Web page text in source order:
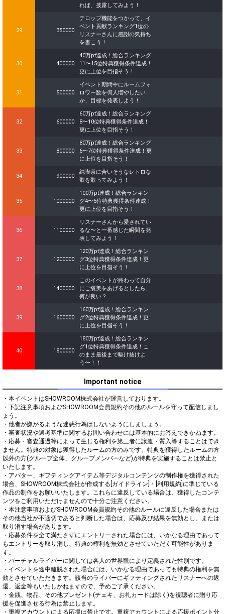
れば、披露してみよう！
29 350000
テロップ機能をつかって、イ
ベント貢献ランキング1位の
リスナーさんに感謝の気持ち
を書こう！
30 400000
40万pt達成！総合ランキング
11〜15位特典獲得条件達成！
更に上位を目指そう！
31 500000
イベント期間中にルームフォ
ロワー数を何人増やしたい
か、目標を発表しよう！
32 600000
60万pt達成！総合ランキング
8〜10位特典獲得条件達成！
更に上位を目指そう！
33 800000
80万pt達成！総合ランキング
6〜7位特典獲得条件達成！更
に上位を目指そう！
34 900000
純喫茶に合いそうなレトロな
歌を歌ってみよう！
35 1000000
100万pt達成！総合ランキン
グ4〜5位特典獲得条件達成！
更に上位を目指そう！
36 1100000
リスナーさんから愛されてい
るな〜と一番感じた瞬間を発
表してみよう！
37 1200000
120万pt達成！総合ランキン
グ3位特典獲得条件達成！更
に上位を目指そう！
38 1400000
このイベントが終わって自分
にご褒美をあげるとしたら、
何が良い？
39 1600000
160万pt達成！総合ランキン
グ2位特典獲得条件達成！更
に上位を目指そう！
40 1800000
180万pt達成！総合ランキン
グ1位特典獲得条件達成！こ
のまま最後まで駆け抜けよ
う〜！！
Important notice
・本イベントはSHOWROOM株式会社が運営しております。
・下記注意事項およびSHOWROOM会員規約その他のルールを守って配信しまし
ょう。
・他者が嫌がるような迷惑行為はしないようにしましょう。
・審査状況や選考基準に関するお問い合わせには基本的にお答えできかねます。
・応募・審査通過等によって生じる権利を第三者に譲渡・質入等することはでき
ません。特典の対象は獲得したルームの方のみです。特典を獲得したルームの方
以外の方(グループ全体、グループメンバーなど)が特典を実施することは禁止と
いたします。
・アバター、ギフティングアイテム等デジタルコンテンツの制作権を獲得された
場合、SHOWROOM株式会社が作成する[ガイドライン]・[利用規約]に準じている
作品の制作をお願いいたします。これらに違反している場合は、獲得したコンテ
ンツをご利用いただけませんので十分ご注意ください。
・本注意事項およびSHOWROOM会員規約その他のルールに違反した場合または
その他当社が不適切であると判断した場合は、応募及び結果を無効とし、または
取り消す場合があります。
・応募条件を全て満たさずにエントリーされた場合には、いかなる理由であって
もエントリーを取り消し、特典の権利を無効とさせていただく可能性がありま
す。
・バーチャルライバーに関しては各人の世界観により定義された性別です。
・イベントを途中離脱された場合には、いかなる理由であっても特典の権利を無
効とさせていただきます。該当のライバーにギフティングされたリスナーへの返
還、返金等もいたしかねますので、予めご了承ください。
・金銭、物品、その他プレゼント(チェキ、お礼カードは除く)を視聴者に贈り応
援を促進させる行為は禁止します。
・重複アカウントによる応援は禁止です。重複アカウントによる応援ポイント分